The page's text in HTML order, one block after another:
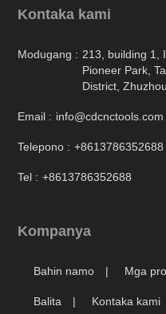
Kontaka kami
Modugang : 213, building 1,
Pioneer Park,
District,
Email : info@cdcnctools.com
Telepono : +8613786352688
Tel : +8613786352688
Kompanya
Bahin namo Mga
Balita Kontaka kami